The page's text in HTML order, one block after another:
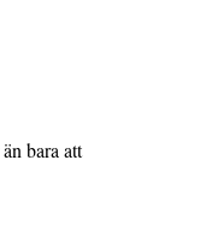
bara att